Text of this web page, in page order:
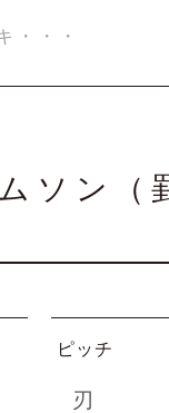
ソン（
ピッチ
刃